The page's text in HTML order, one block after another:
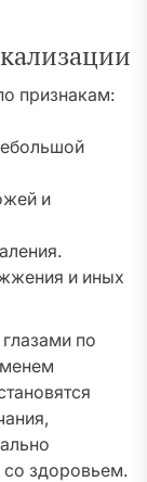
признакам:
и
и иных
по
со здоровьем.